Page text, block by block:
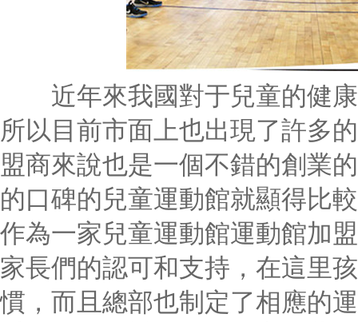
近年來我國對于兒童的健康
所以目前市面上也出現了許多
盟商來說也是一個不錯的創業
的口碑的兒童運動館就顯得比
作為一家兒童運動館運動館加
家長們的認可和支持，在這里
慣，而且總部也制定了相應的